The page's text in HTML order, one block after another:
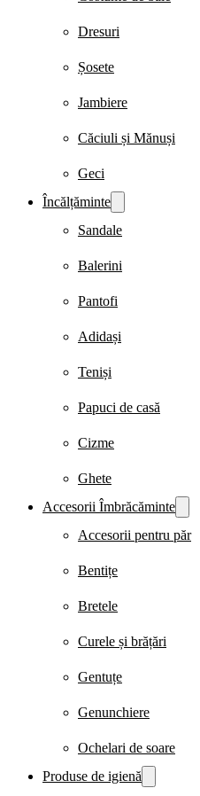
Dresuri
Șosete
Jambiere
Căciuli și Mănuși
Geci
Încălțăminte
Sandale
Balerini
Pantofi
Adidași
Teniși
Papuci de casă
Cizme
Ghete
Accesorii Îmbrăcăminte
Accesorii pentru păr
Bentițe
Bretele
Curele și brățări
Gentuțe
Genunchiere
Ochelari de soare
Produse de igienă